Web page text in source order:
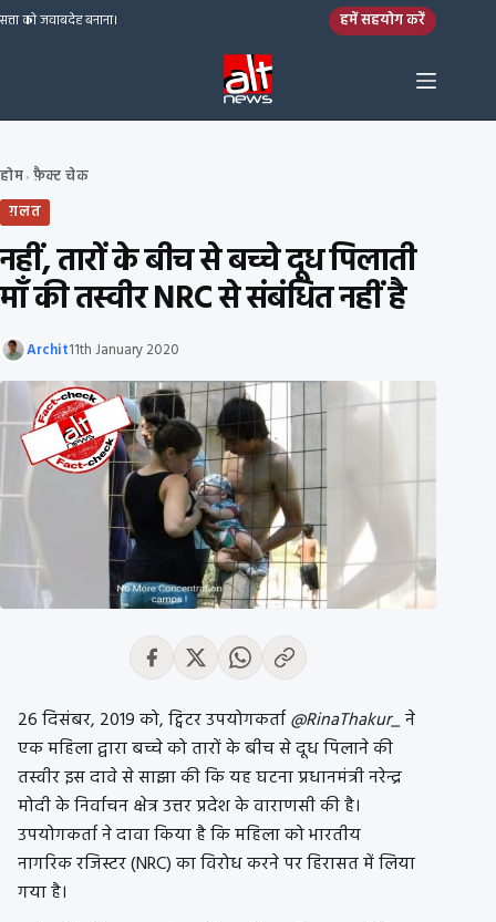
Skip to content
सत्ता को जवाबदेह बनाना। हमें सहयोग करें
होम› फ़ैक्ट चेक
ग़लत
नहीं, तारों के बीच से बच्चे दूध पिलाती
माँ की तस्वीर NRC से संबंधित नहीं है
Archit11th January 2020
26 दिसंबर, 2019 को, ट्विटर उपयोगकर्ता@RinaThakur_ने
एक महिला द्वारा बच्चे को तारों के बीच से दूध पिलाने की
तस्वीर इस दावे से साझा की कि यह घटना प्रधानमंत्री नरेन्द्र
मोदी के निर्वाचन क्षेत्र उत्तर प्रदेश के वाराणसी की है।
उपयोगकर्ता ने दावा किया है कि महिला को भारतीय
नागरिक रजिस्टर (NRC) का विरोध करने पर हिरासत में लिया
गया है।